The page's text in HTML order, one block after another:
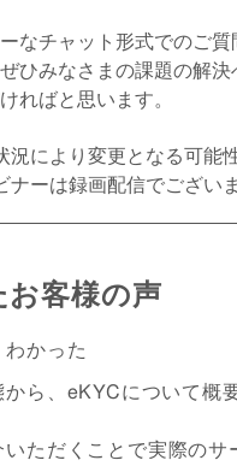
なチャット形式でのご
ひみなさまの課題の解
ればと思います。
況により変更となる可能
ナーは録画配信でございま
客様の声
かった
ら、eKYCについて概
ただくことで実際のサ